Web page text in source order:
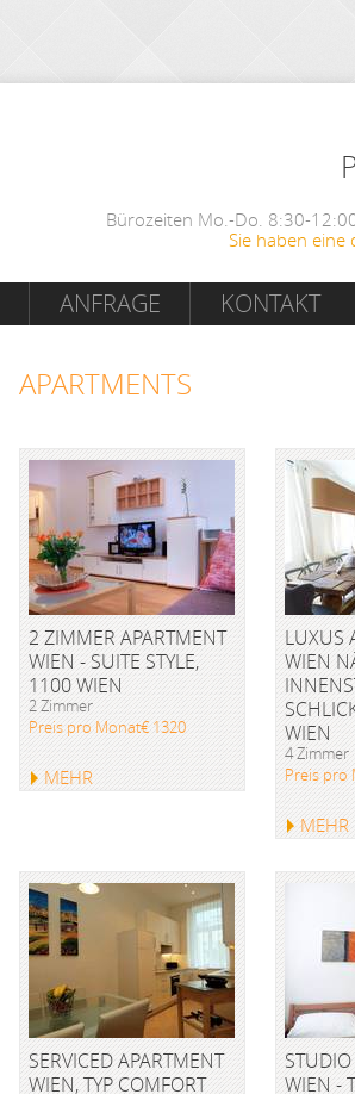
Bürozeiten Mo.-Do. 8:30-
Sie haben
ANFRAGE KONTAKT
APARTMENTS
2 ZIMMER APARTMENT
WIEN - SUITE STYLE,
1100 WIEN
2 Zimmer
Preis pro Monat€ 1320
MEHR
LUXUS
WIEN
WIEN
4 Zimmer
Preis pro
MEHR
SERVICED APARTMENT
WIEN, TYP COMFORT
WIEN -